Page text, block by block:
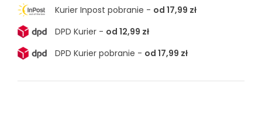
Kurier Inpost pobranie - od 17,99 zł
DPD Kurier - od 12,99 zł
DPD Kurier pobranie - od 17,99 zł